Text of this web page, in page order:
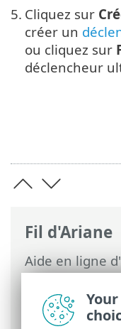
Fil d'Ariane
Aide en ligne
Utilisation de
PROTECT
Tâches client
5. Cliquez sur
créer un
ou cliquez sur
déclencheur